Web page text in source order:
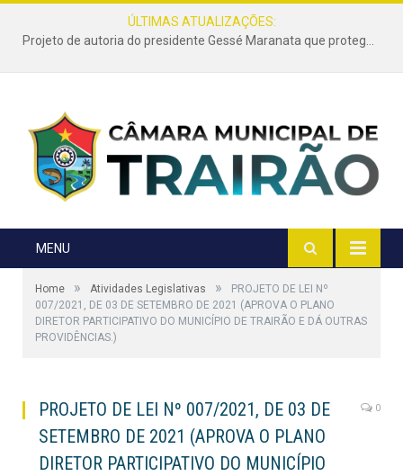
ÚLTIMAS ATUALIZAÇÕES:
Projeto de autoria do presidente Gessé Maranata que protege as estradas vicinais de Trairão é transformado em lei
MENU
Home » Atividades Legislativas »
PROJETO DE LEI Nº
007/2021, DE 03 DE SETEMBRO DE 2021 (APROVA O PLANO
DIRETOR PARTICIPATIVO DO MUNICÍPIO DE TRAIRÃO E DÁ OUTRAS
PROVIDÊNCIAS.)
PROJETO DE LEI Nº 007/2021, DE 03 DE
SETEMBRO DE 2021 (APROVA O PLANO
DIRETOR PARTICIPATIVO DO MUNICÍPIO
0